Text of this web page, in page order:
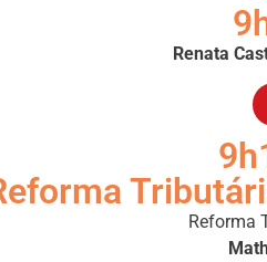
Renata
Reforma